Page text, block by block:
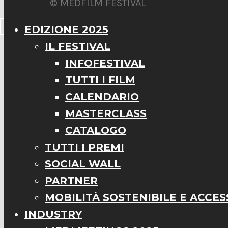
© MEDFILM FESTIVAL
EDIZIONE 2025
IL FESTIVAL
INFOFESTIVAL
TUTTI I FILM
CALENDARIO
MASTERCLASS
CATALOGO
TUTTI I PREMI
SOCIAL WALL
PARTNER
MOBILITÀ SOSTENIBILE E
INDUSTRY